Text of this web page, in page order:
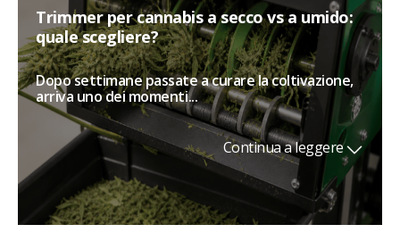
Trimmer per cannabis a secco vs a umido:
quale scegliere?
Dopo settimane passate a curare la coltivazione,
arriva uno dei momenti...
Continua a leggere